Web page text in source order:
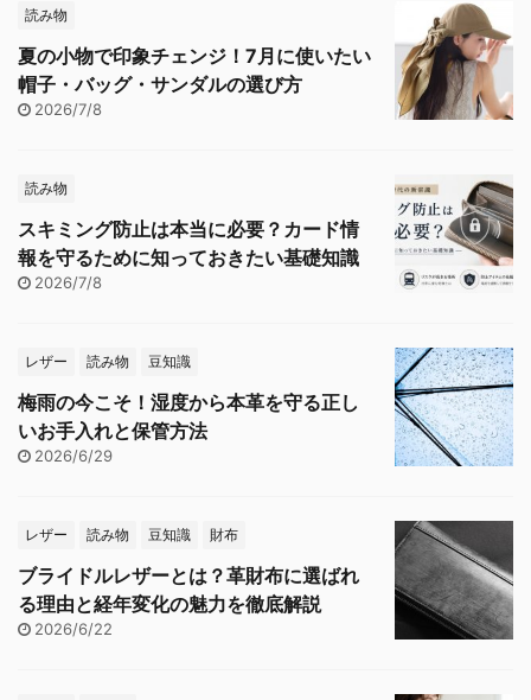
読み物
夏の小物で印象チェンジ！7月に使いたい
帽子・バッグ・サンダルの選び方
2026/7/8
読み物
スキミング防止は本当に必要？カード情
報を守るために知っておきたい基礎知識
2026/7/8
レザー 読み物 豆知識
梅雨の今こそ！湿度から本革を守る正し
いお手入れと保管方法
2026/6/29
レザー 読み物 豆知識 財布
ブライドルレザーとは？革財布に選ばれ
る理由と経年変化の魅力を徹底解説
2026/6/22